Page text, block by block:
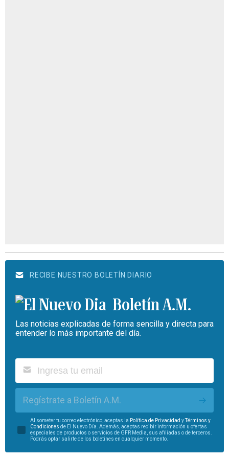
RECIBE NUESTRO BOLETÍN DIARIO
Boletín A.M.
Las noticias explicadas de forma sencilla y directa para
entender lo más importante del día.
Regístrate a Boletín A.M.
Al someter tu correo electrónico, aceptas la Política de Privacidad yTérminos y
Condiciones de El Nuevo Día. Además, aceptas recibir información u ofertas
especiales de productos o servicios de GFR Media, sus afiliadas o de terceros.
Podrás optar salirte de los boletines en cualquier momento.